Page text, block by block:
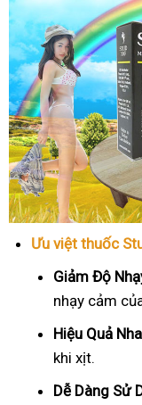
Ưu việt thuốc
Giảm Độ
nhạy cảm
Hiệu Quả
khi xịt.
Dễ Dàng Sử